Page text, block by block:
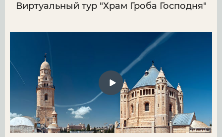
Виртуальный тур "Храм Гроба Господня"